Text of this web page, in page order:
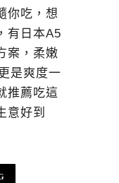
你吃，想
有日本A5
案，柔嫩
是爽度一
推薦吃這
意好到